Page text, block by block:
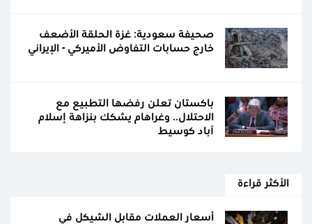
صحيفة سعودية: غزة الحلقة الأضعف
خارج حسابات التفاوض الأميركي - الإيراني
باكستان تعلن رفضها التطبيع مع
الاحتلال.. وغراهام يشكك بنزاهة إسلام
آباد كوسيط
الأكثر قراءة
أسعار العملات مقابل الشيكل في